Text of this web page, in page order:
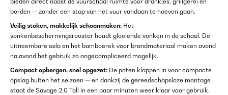
borden — zonder een stap van het vuur vandaan te hoeven gaan.
Veilig stoken, makkelijk schoonmaken: Het
vonkenbeschermingsrooster houdt gloeiende vonken in de schaal. De
uitneembare asla en het bamboerek voor brandmateriaal maken avond
na avond het gebruik zo ongecompliceerd mogelijk.
Compact opbergen, snel opgezet: De poten klappen in voor compacte
opslag buiten het seizoen — en dankzij de gereedschapsloze montage
staat de Savage 2.0 Tall in een paar minuten weer klaar voor gebruik.